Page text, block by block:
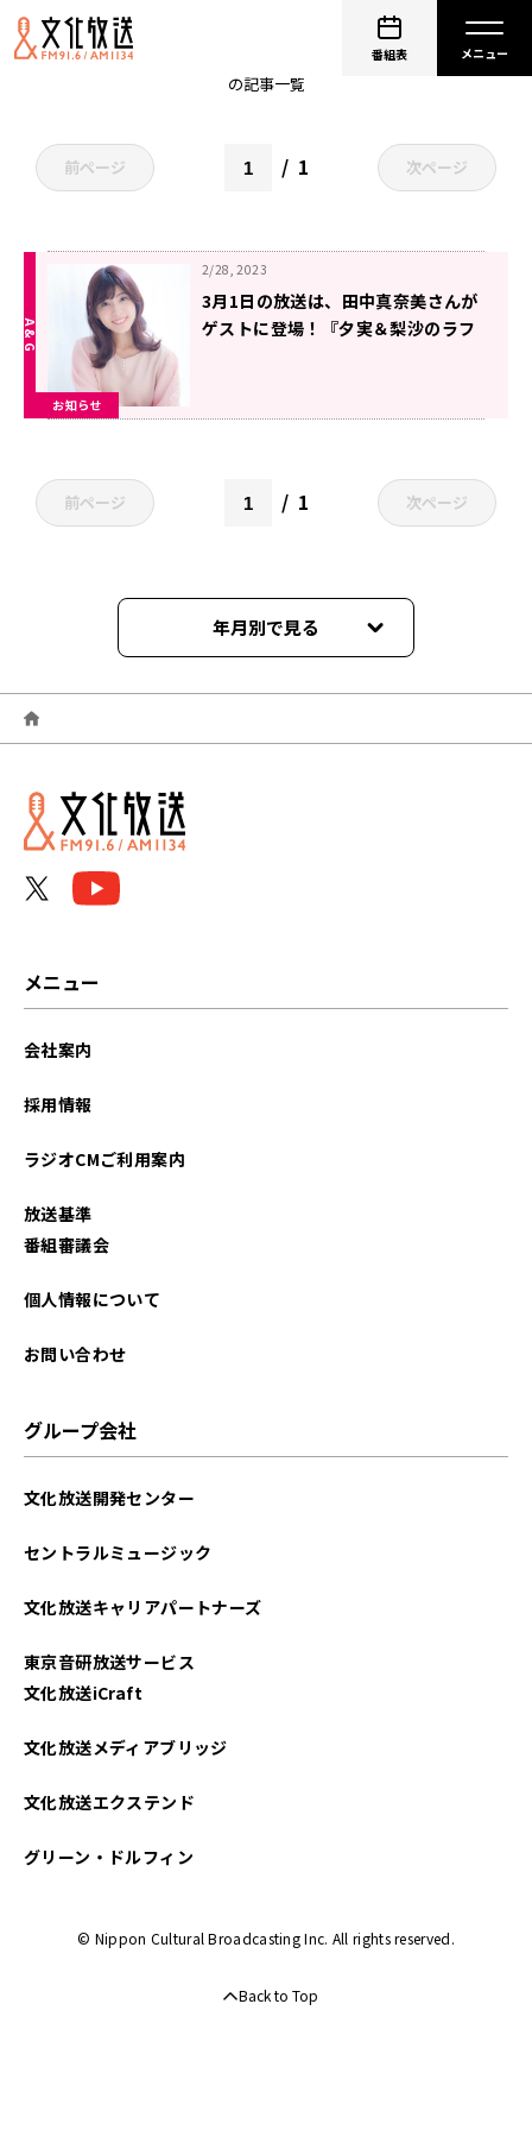
番組表
の記事一覧
前ページ 1 次ページ
お知らせ
2/28, 2023
3月1日の放送は、田中真奈美さんが
ゲストに登場！『夕実＆梨沙のラフ
前ページ 1 次ページ
年月別で見る
2024年01月
2023年10月
2023年07月
メニュー
会社案内
採用情報
ラジオCMご利用案内
放送基準
番組審議会
個人情報について
お問い合わせ
グループ会社
文化放送開発センター
セントラルミュージック
文化放送キャリアパートナーズ
東京音研放送サービス
文化放送iCraft
文化放送メディアブリッジ
文化放送エクステンド
グリーン・ドルフィン
© Nippon Cultural Broadcasting Inc. All rights reserved.
Back to Top